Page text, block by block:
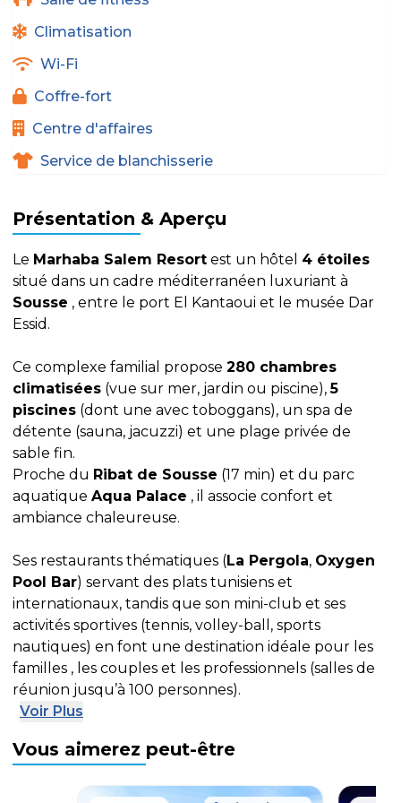
Climatisation
Wi-Fi
Coffre-fort
Centre d'affaires
Service de blanchisserie
Présentation & Aperçu
Le Marhaba Salem Resort est un hôtel 4 étoiles
situé dans un cadre méditerranéen luxuriant à
Sousse , entre le port El Kantaoui et le musée Dar
Essid.
Ce complexe familial propose 280 chambres
climatisées (vue sur mer, jardin ou piscine),5
piscines (dont une avec toboggans), un spa de
détente (sauna, jacuzzi) et une plage privée de
sable fin.
Proche du Ribat de Sousse (17 min) et du parc
aquatique Aqua Palace , il associe confort et
ambiance chaleureuse.
Ses restaurants thématiques (La Pergola, Oxygen
Pool Bar) servant des plats tunisiens et
internationaux, tandis que son mini-club et ses
activités sportives (tennis, volley-ball, sports
nautiques) en font une destination idéale pour les
familles , les couples et les professionnels (salles de
réunion jusqu’à 100 personnes).
Voir Plus
Vous aimerez peut-être